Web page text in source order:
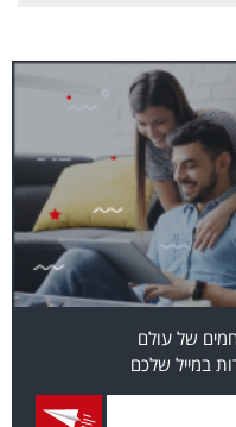
של עולם
במייל שלכם